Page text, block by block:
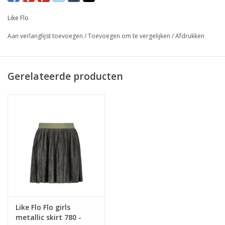
Laatste maat 164
Like Flo
Aan verlanglijst toevoegen /Toevoegen om te vergelijken /Afdrukken
Gerelateerde producten
Like Flo Flo girls
metallic skirt 780 -